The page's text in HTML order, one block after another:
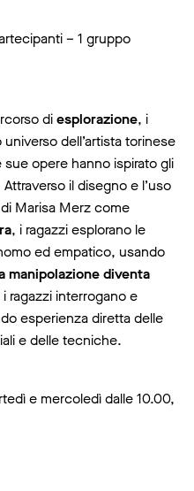
– 1 gruppo
diesplorazione, i
dell’artista torinese
opere hanno ispirato gli
il disegno e l’uso
Marisa Merz come
, i ragazzi esplorano le
ed empatico, usando
manipolazione diventa
ragazzi interrogano e
esperienza diretta delle
e delle tecniche.
e mercoledì dalle 10.00,